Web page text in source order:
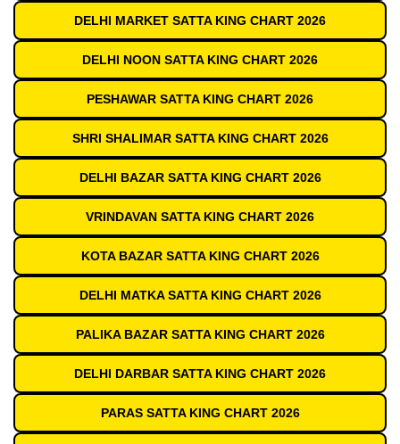
DELHI MARKET SATTA KING CHART 2026
DELHI NOON SATTA KING CHART 2026
PESHAWAR SATTA KING CHART 2026
SHRI SHALIMAR SATTA KING CHART 2026
DELHI BAZAR SATTA KING CHART 2026
VRINDAVAN SATTA KING CHART 2026
KOTA BAZAR SATTA KING CHART 2026
DELHI MATKA SATTA KING CHART 2026
PALIKA BAZAR SATTA KING CHART 2026
DELHI DARBAR SATTA KING CHART 2026
PARAS SATTA KING CHART 2026